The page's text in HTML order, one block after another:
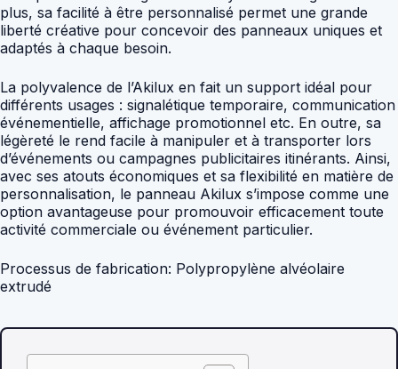
plus, sa facilité à être personnalisé permet une grande
liberté créative pour concevoir des panneaux uniques et
adaptés à chaque besoin.
La polyvalence de l’Akilux en fait un support idéal pour
différents usages : signalétique temporaire, communication
événementielle, affichage promotionnel etc. En outre, sa
légèreté le rend facile à manipuler et à transporter lors
d’événements ou campagnes publicitaires itinérants. Ainsi,
avec ses atouts économiques et sa flexibilité en matière de
personnalisation, le panneau Akilux s’impose comme une
option avantageuse pour promouvoir efficacement toute
activité commerciale ou événement particulier.
Processus de fabrication: Polypropylène alvéolaire
extrudé